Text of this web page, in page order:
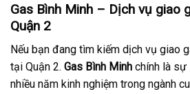
Gas Bình Minh – Dịch vụ giao
Quận 2
Nếu bạn đang tìm kiếm dịch vụ giao
tại Quận 2. Gas Bình Minh chính là sự
nhiều năm kinh nghiệm trong ngành